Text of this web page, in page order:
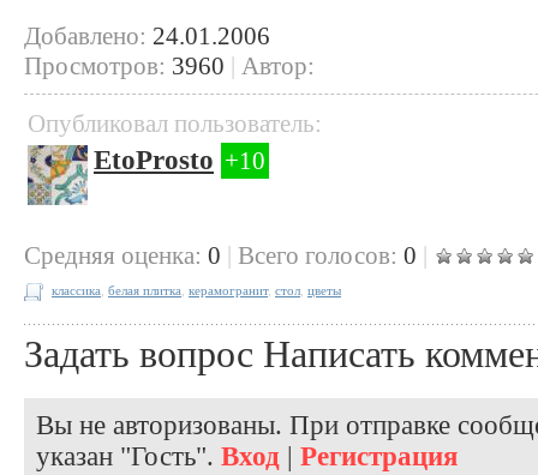
Добавлено: 24.01.2006
Просмотров: 3960 | Автор:
Опубликовал пользователь:
EtoProsto +10
Cредняя оценка: 0 | Всего голосов: 0 |
классика белая плитка керамогранит, стол цветы
Задать вопрос Написать
Вы не авторизованы. При отправке
указан "Гость". Вход | Регистрация